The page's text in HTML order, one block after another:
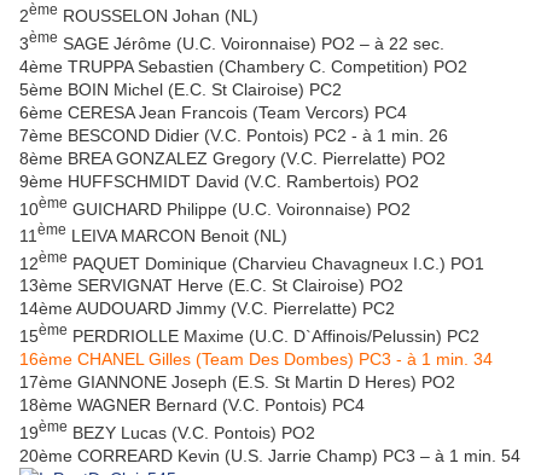
2ème ROUSSELON Johan (NL)
3ème SAGE Jérôme (U.C. Voironnaise) PO2 – à 22 sec.
4ème TRUPPA Sebastien (Chambery C. Competition) PO2
5ème BOIN Michel (E.C. St Clairoise) PC2
6ème CERESA Jean Francois (Team Vercors) PC4
7ème BESCOND Didier (V.C. Pontois) PC2 - à 1 min. 26
8ème BREA GONZALEZ Gregory (V.C. Pierrelatte) PO2
9ème HUFFSCHMIDT David (V.C. Rambertois) PO2
10ème GUICHARD Philippe (U.C. Voironnaise) PO2
11 ème LEIVA MARCON Benoit (NL)
12ème PAQUET Dominique (Charvieu Chavagneux I.C.) PO1
13ème SERVIGNAT Herve (E.C. St Clairoise) PO2
14ème AUDOUARD Jimmy (V.C. Pierrelatte) PC2
15ème PERDRIOLLE Maxime (U.C. D`Affinois/Pelussin) PC2
16ème CHANEL Gilles (Team Des Dombes) PC3 - à 1 min. 34
17ème GIANNONE Joseph (E.S. St Martin D Heres) PO2
18ème WAGNER Bernard (V.C. Pontois) PC4
19ème BEZY Lucas (V.C. Pontois) PO2
20ème CORREARD Kevin (U.S. Jarrie Champ) PC3 – à 1 min. 54